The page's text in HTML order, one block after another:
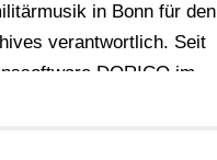
in Bonn für den
verantwortlich. Seit
DORICO im